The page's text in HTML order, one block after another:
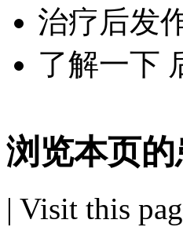
治疗后发
了解一下
浏览本页
| Visit this